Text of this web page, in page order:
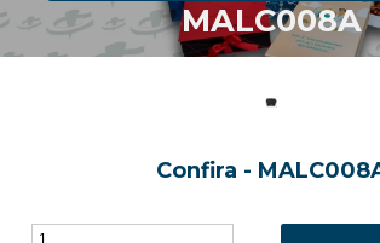
MALC008A
Confira -